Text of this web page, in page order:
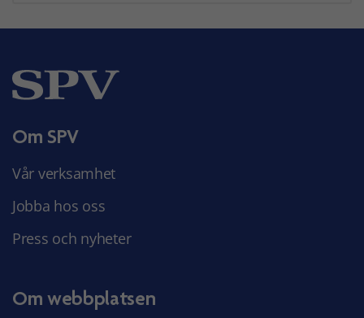
Om SPV
Vår verksamhet
Jobba hos oss
Press och nyheter
Om webbplatsen